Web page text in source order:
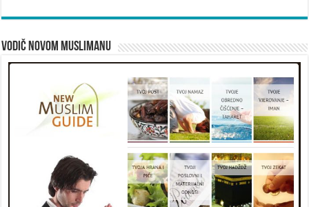
Vodič novom muslimanu